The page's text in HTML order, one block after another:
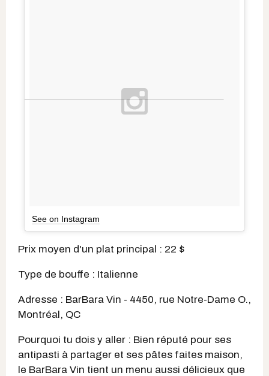
See on Instagram
Prix moyen d'un plat principal : 22 $
Type de bouffe : Italienne
Adresse : BarBara Vin - 4450, rue Notre-Dame O.,
Montréal, QC
Pourquoi tu dois y aller : Bien réputé pour ses
antipasti à partager et ses pâtes faites maison,
le BarBara Vin tient un menu aussi délicieux que